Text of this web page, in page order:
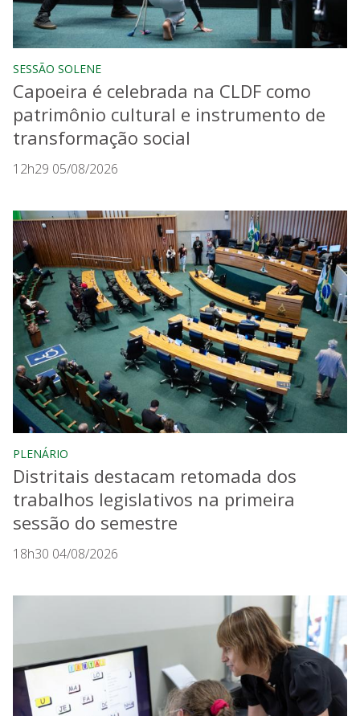
SESSÃO SOLENE
Capoeira é celebrada na CLDF como
patrimônio cultural e instrumento de
transformação social
12h29 05/08/2026
PLENÁRIO
Distritais destacam retomada dos
trabalhos legislativos na primeira
sessão do semestre
18h30 04/08/2026